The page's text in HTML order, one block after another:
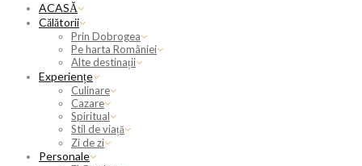
ACASĂ
Călătorii
Prin Dobrogea
Pe harta României
Alte destinații
Experiențe
Culinare
Cazare
Spiritual
Stil de viață
Zi de zi
Personale